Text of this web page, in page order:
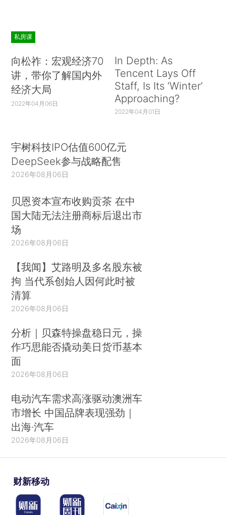
私房课
向松祚：宏观经济70
讲，带你了解国内外
经济大局
2022年04月06日
In Depth: As
Tencent Lays Off
Staff, Is Its ‘Winter’
Approaching?
2022年04月01日
宇树科技IPO估值600亿元
DeepSeek参与战略配售
2026年08月06日
贝恩资本宣布收购贡茶 在中
国大陆无法注册商标后退出市
场
2026年08月06日
【我闻】艾路明及多名股东被
拘 当代系创始人因何此时被
清算
2026年08月06日
分析｜贝森特操盘稳日元，操
作巧思能否撬动美日货币基本
面
2026年08月06日
电动汽车需求高涨驱动澳洲车
市增长 中国品牌表现强劲｜
出海·汽车
2026年08月06日
财新移动